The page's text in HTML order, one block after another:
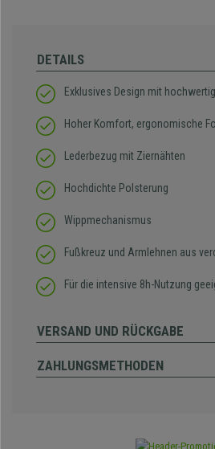
DETAILS
Exklusives Design mit
Hoher Komfort, ergonomische
Lederbezug mit Ziernähten
Hochdichte Polsterung
Wippmechanismus
Fußkreuz und Armlehnen aus
Für die intensive 8h-Nutzung
VERSAND UND RÜCKGABE
ZAHLUNGSMETHODEN